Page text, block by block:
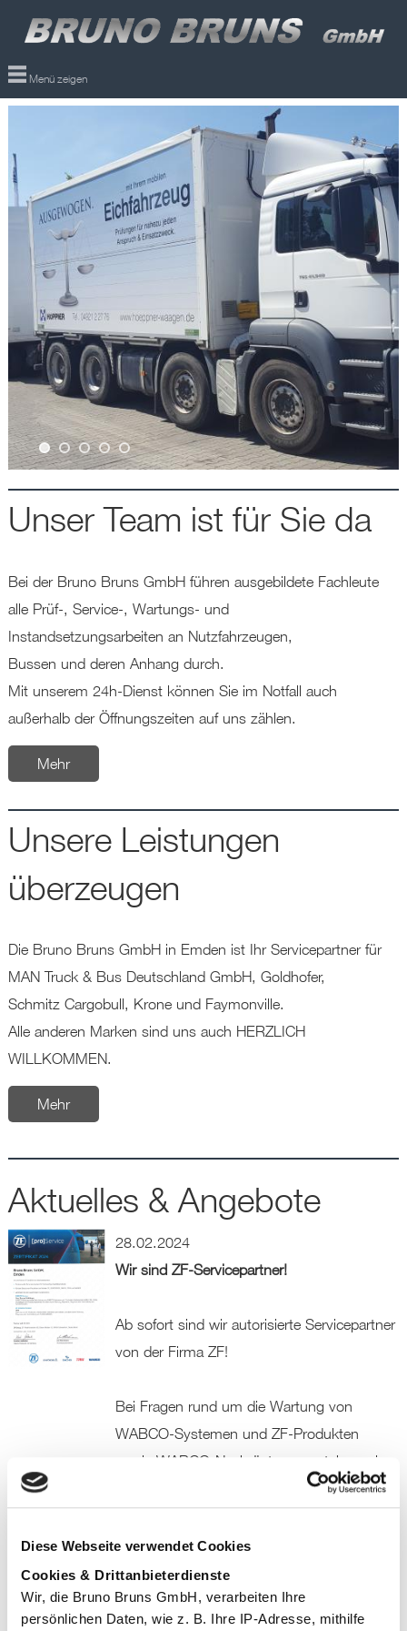
Diese Webseite verwendet Cookies
Cookies & Drittanbieterdienste
Wir, die Bruno Bruns GmbH, verarbeiten Ihre
persönlichen Daten, wie z. B. Ihre IP-Adresse, mithilfe
Menü zeigen
Unser Team ist für Sie da
Bei der Bruno Bruns GmbH führen ausgebildete Fachleute
alle Prüf-, Service-, Wartungs- und
Instandsetzungsarbeiten an Nutzfahrzeugen,
Bussen und deren Anhang durch.
Mit unserem 24h-Dienst können Sie im Notfall auch
außerhalb der Öffnungszeiten auf uns zählen.
Mehr
Unsere Leistungen
überzeugen
Die Bruno Bruns GmbH in Emden ist Ihr Servicepartner für
MAN Truck & Bus Deutschland GmbH, Goldhofer,
Schmitz Cargobull, Krone und Faymonville.
Alle anderen Marken sind uns auch HERZLICH
WILLKOMMEN.
Mehr
Aktuelles & Angebote
28.02.2024
Wir sind ZF-Servicepartner!
Ab sofort sind wir autorisierte Servicepartner
von der Firma ZF!
Bei Fragen rund um die Wartung von
WABCO-Systemen und ZF-Produkten
sowie WABCO-Nachrüstungen stehen wir
als kompetenter Ansprechpartner für Sie zur
[ZF Pro Zertifikat /PDF]